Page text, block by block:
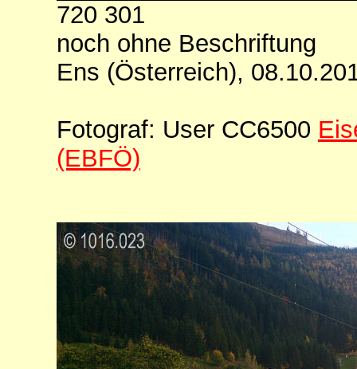
720 301
noch ohne Beschriftung
Ens (Österreich),
Fotograf: User CC6500
(EBFÖ)